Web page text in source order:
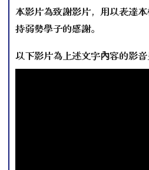
本影片為致謝影片，用以表達
持弱勢學子的感謝。
以下影片為上述文字內容的影音